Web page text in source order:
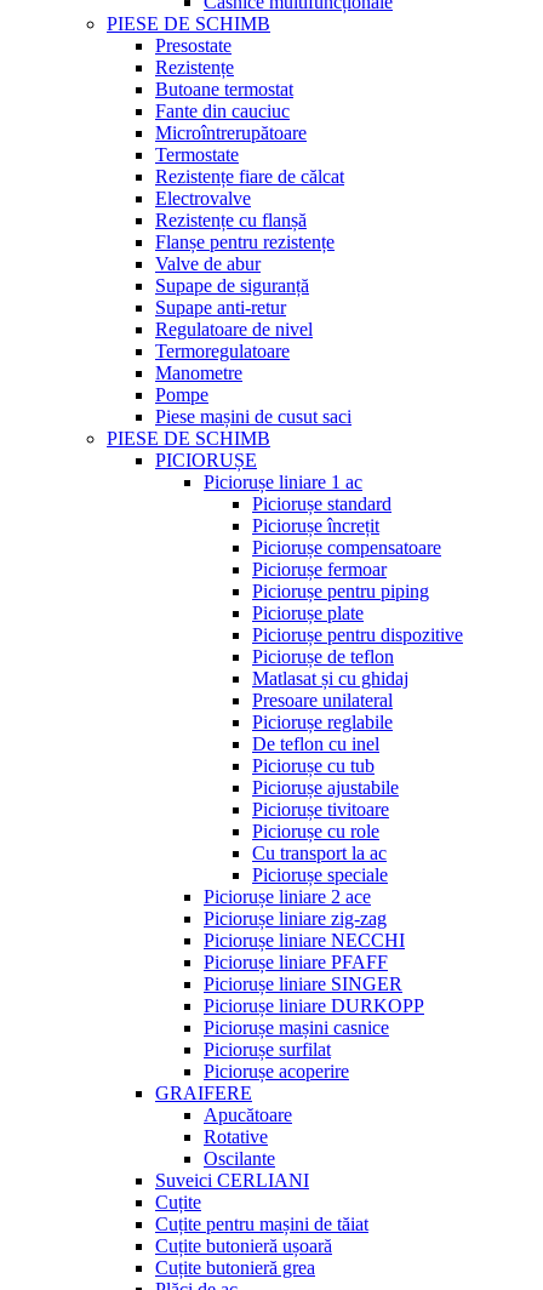
PIESE DE SCHIMB
Presostate
Rezistențe
Butoane termostat
Fante din cauciuc
Microîntrerupătoare
Termostate
Rezistențe fiare de călcat
Electrovalve
Rezistențe cu flanșă
Flanșe pentru rezistențe
Valve de abur
Supape de siguranță
Supape anti-retur
Regulatoare de nivel
Termoregulatoare
Manometre
Pompe
Piese mașini de cusut saci
PIESE DE SCHIMB
PICIORUȘE
Piciorușe liniare 1 ac
Piciorușe standard
Piciorușe încrețit
Piciorușe compensatoare
Piciorușe fermoar
Piciorușe pentru piping
Piciorușe plate
Piciorușe pentru dispozitive
Piciorușe de teflon
Matlasat și cu ghidaj
Presoare unilateral
Piciorușe reglabile
De teflon cu inel
Piciorușe cu tub
Piciorușe ajustabile
Piciorușe tivitoare
Piciorușe cu role
Cu transport la ac
Piciorușe speciale
Piciorușe liniare 2 ace
Piciorușe liniare zig-zag
Piciorușe liniare NECCHI
Piciorușe liniare PFAFF
Piciorușe liniare SINGER
Piciorușe liniare DURKOPP
Piciorușe mașini casnice
Piciorușe surfilat
Piciorușe acoperire
GRAIFERE
Apucătoare
Rotative
Oscilante
Suveici CERLIANI
Cuțite
Cuțite pentru mașini de tăiat
Cuțite butonieră ușoară
Cuțite butonieră grea